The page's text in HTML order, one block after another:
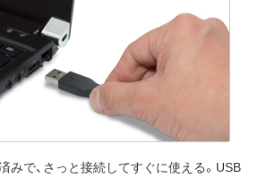
みで、さっと接続してすぐに使える。USB